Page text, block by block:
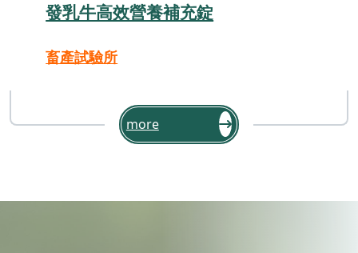
發乳牛高效營養補充錠
畜產試驗所
more